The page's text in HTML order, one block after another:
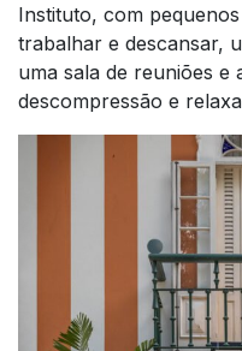
Instituto, com
trabalhar e descansar,
uma sala de reuniões e
descompressão e